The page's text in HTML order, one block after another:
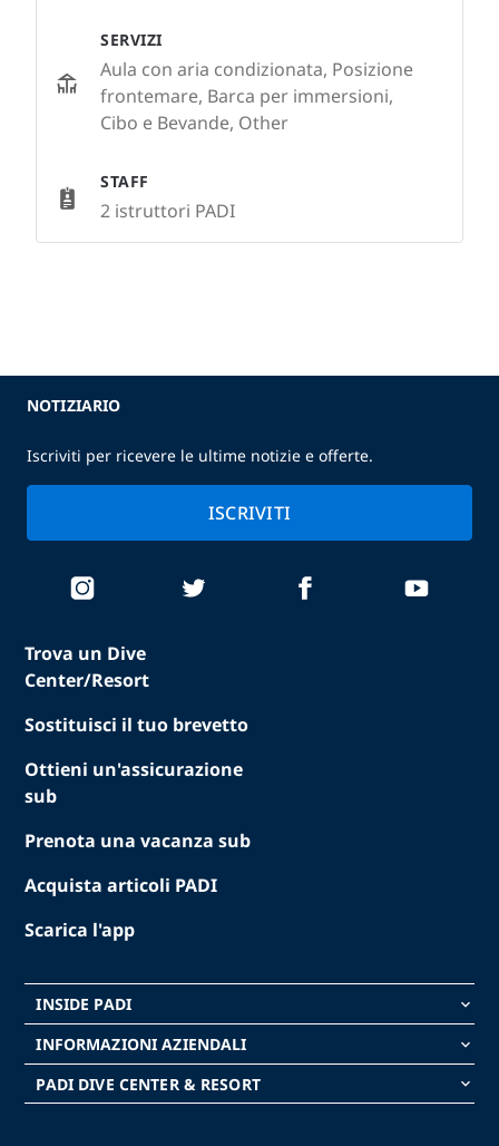
SERVIZI
Aula con aria condizionata, Posizione
frontemare, Barca per immersioni,
Cibo e Bevande, Other
STAFF
2 istruttori PADI
Trova un Dive
Center/Resort
Sostituisci il tuo brevetto
Ottieni un'assicurazione
sub
Prenota una vacanza sub
Acquista articoli PADI
Scarica l'app
INSIDE PADI keyboard_arrow_down
INFORMAZIONI AZIENDALI keyboard_arrow_down
PADI DIVE CENTER & RESORT keyboard_arrow_down
NOTIZIARIO
Iscriviti per ricevere le ultime notizie e offerte.
ISCRIVITI